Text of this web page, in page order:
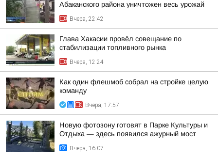
Абаканского района уничтожен весь урожай
Вчера, 22:42
Глава Хакасии провёл совещание по
стабилизации топливного рынка
Вчера, 12:24
Как один флешмоб собрал на стройке целую
команду
Вчера, 17:57
Новую фотозону готовят в Парке Культуры и
Отдыха — здесь появился ажурный мост
Вчера, 16:07